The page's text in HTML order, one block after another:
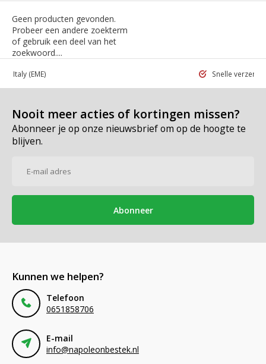
Geen producten gevonden.
Probeer een andere zoekterm
of gebruik een deel van het
zoekwoord....
in Italy (EME) Snelle
Nooit meer acties of kortingen missen?
Abonneer je op onze nieuwsbrief om op de hoogte te
blijven.
Abonneer
Kunnen we helpen?
Telefoon
0651858706
E-mail
info@napoleonbestek.nl